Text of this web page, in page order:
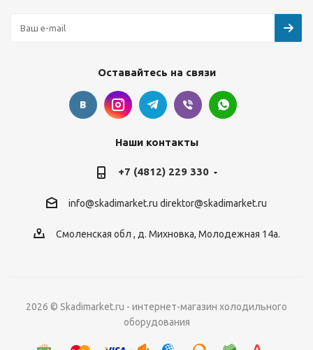
Оставайтесь на связи
Наши контакты
+7 (4812) 229 330
info@skadimarket.ru direktor@skadimarket.ru
Смоленская обл , д. Михновка, Молодежная 14а.
2026 © Skadimarket.ru - интернет-магазин холодильного
оборудования